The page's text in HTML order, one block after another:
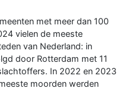
met meer dan 100
vielen de meeste
van Nederland: in
door Rotterdam met 11
In 2022 en 2023
moorden werden